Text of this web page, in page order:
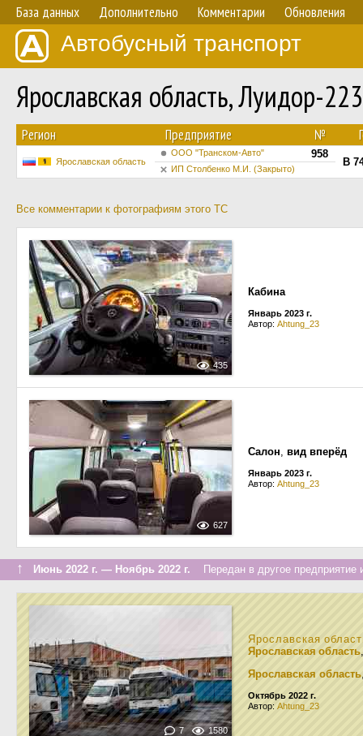
База данных Дополнительно Комментарии Обновления
Автобусный транспорт
Ярославская область, Луидор-
Регион Предприятие №
Ярославская область
ООО "Транском-Авто" 958
В
ИП Столбенко М.И. (Закрыто)
Все комментарии к фотографиям этого ТС
435
Кабина
Январь 2023 г.
Автор: Ahtung_23
627
Салон, вид вперёд
Январь 2023 г.
Автор: Ahtung_23
↑ Июнь 2022 г. — Ноябрь 2022 г. Передан в другое предприятие
7 1580
Ярославская
Ярославская область
Ярославская область
Октябрь 2022 г.
Автор: Ahtung_23